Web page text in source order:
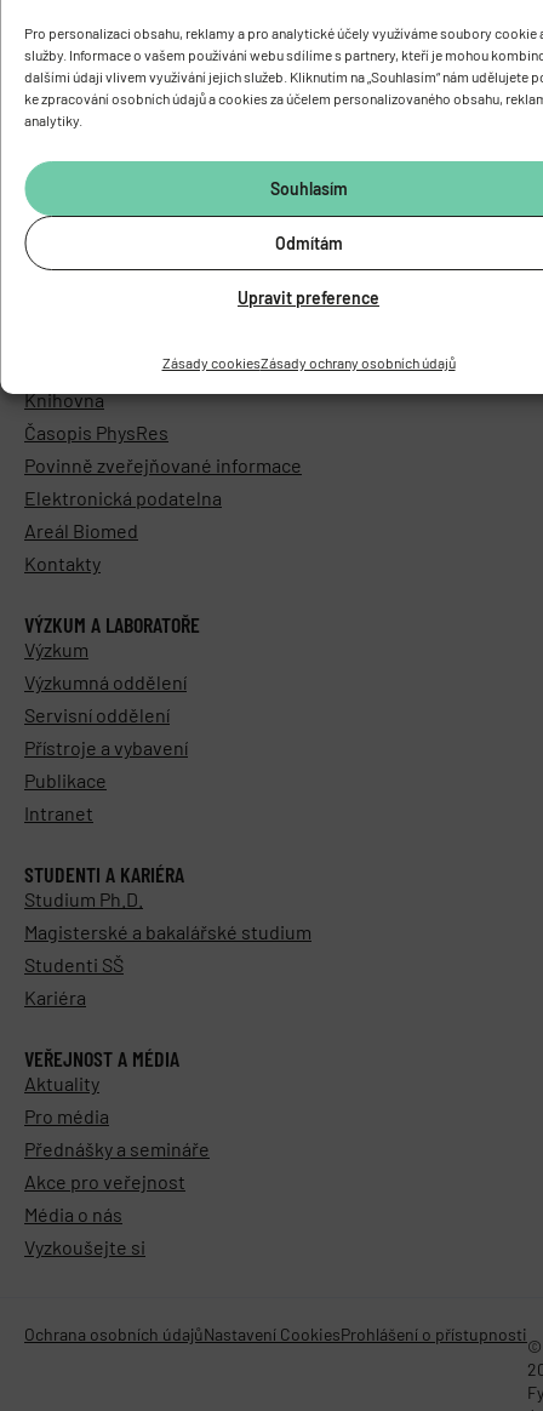
Pro personalizaci obsahu, reklamy a pro analytické účely využíváme soubory cookie
služby. Informace o vašem používání webu sdílíme s partnery, kteří je mohou
dalšími údaji vlivem využívání jejich služeb. Kliknutím na „Souhlasím“ nám udělujete
ke zpracování osobních údajů a cookies za účelem personalizovaného obsahu,
analytiky.
Souhlasím
Odmítám
Upravit preference
Zásady cookiesZásady ochrany osobních údajů
Vedení a struktura
Knihovna
Časopis PhysRes
Povinně zveřejňované informace
Elektronická podatelna
Areál Biomed
Kontakty
VÝZKUM A LABORATOŘE
Výzkum
Výzkumná oddělení
Servisní oddělení
Přístroje a vybavení
Publikace
Intranet
STUDENTI A KARIÉRA
Studium Ph.D.
Magisterské a bakalářské studium
Studenti SŠ
Kariéra
VEŘEJNOST A MÉDIA
Aktuality
Pro média
Přednášky a semináře
Akce pro veřejnost
Média o nás
Vyzkoušejte si
©
Ochrana osobních údajůNastavení CookiesProhlášení o přístupnosti